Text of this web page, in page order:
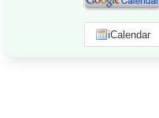
iCalendar